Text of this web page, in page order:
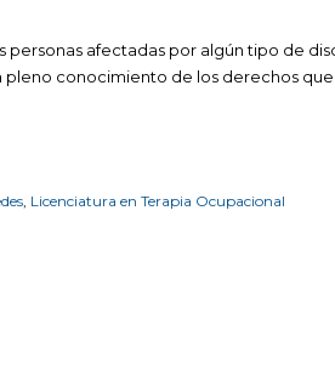
afectadas por algún tipo de
conocimiento de los derechos que
, Licenciatura en Terapia Ocupacional